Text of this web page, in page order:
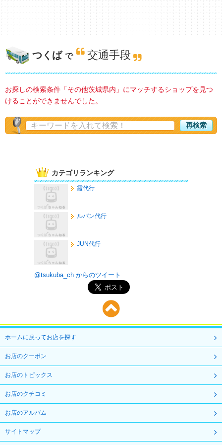
つくば で 交通手段
お探しの検索条件「その他茨城県内」にマッチするショップを見つ
けることができませんでした。
再検索
カテゴリランキング
霞代行
ルパン代行
JUN代行
@tsukuba_ch からのツイート
ホームに戻ってお店を探す
お店のクーポン
お店のトピックス
お店のクチコミ
お店のアルバム
サイトマップ